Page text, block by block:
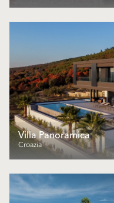
Villa Panoramica
Croazia